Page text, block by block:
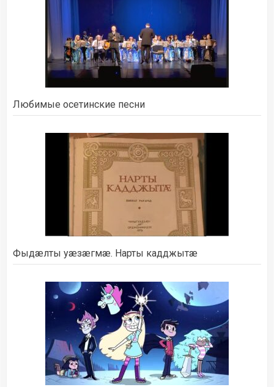
Любимые осетинские песни
Фыдæлты уæзæгмæ. Нарты кадджытæ